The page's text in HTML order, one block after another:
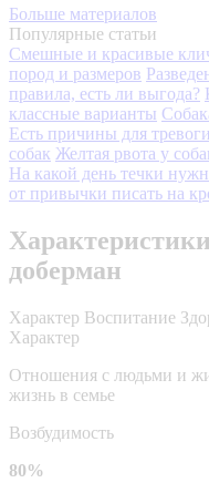
Больше материалов
Популярные статьи
Смешные и красивые
пород и размеров
правила, есть ли выгода?
классные варианты
Есть причины для тревоги
собак Желтая рвота у
На какой день течки
от привычки писать на
доберман
Характер Воспитание
Характер
Отношения с людьми и
жизнь в семье
Возбудимость
80%